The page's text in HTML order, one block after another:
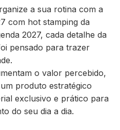
a sua rotina com a
com hot stamping da
2027, cada detalhe da
pensado para trazer
o valor percebido,
produto estratégico
exclusivo e prático para
do seu dia a dia.